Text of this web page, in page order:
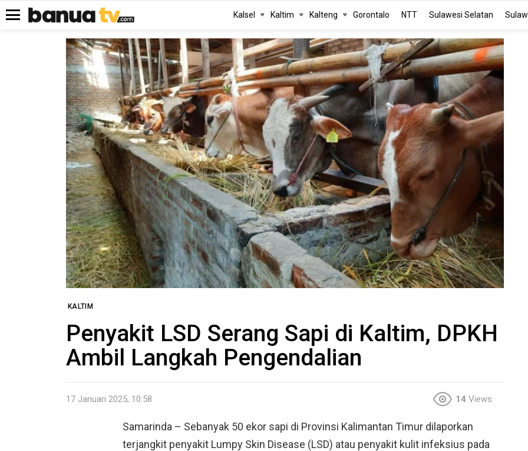
Kalsel Kaltim Kalteng Gorontalo NTT Sulawesi Selatan
KALTIM
Penyakit LSD Serang Sapi di Kaltim, DPKH
Ambil Langkah Pengendalian
17 Januari 2025, 10:58 14 Views
Samarinda – Sebanyak 50 ekor sapi di Provinsi Kalimantan Timur dilaporkan
terjangkit penyakit Lumpy Skin Disease (LSD) atau penyakit kulit infeksius pada